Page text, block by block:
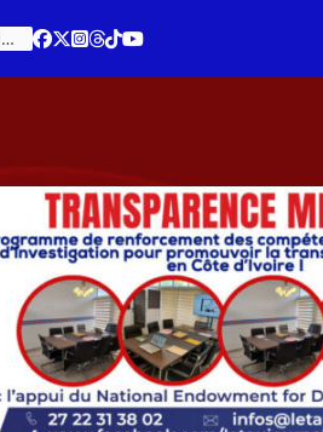
An 66 de la Côte d’Ivoire : Célébration de l’indépendance ou cérémonie d’hommage à Ouattara ?